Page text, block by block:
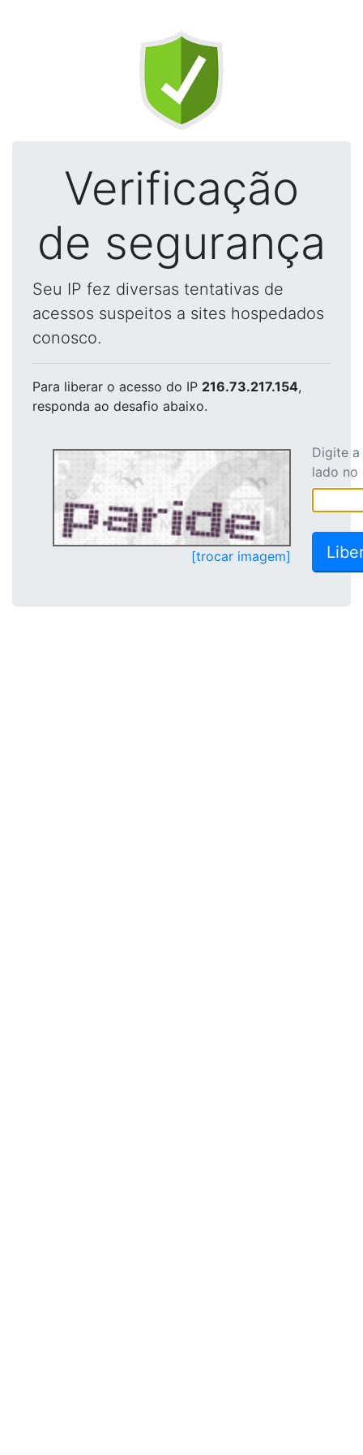
Verificação
de segurança
Seu IP fez diversas tentativas de
acessos suspeitos a sites hospedados
conosco.
Para liberar o acesso do IP 216.73.217.154,
responda ao desafio abaixo.
[trocar imagem]
Digite
lado no